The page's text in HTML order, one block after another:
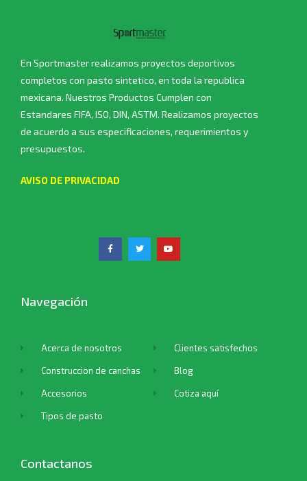
En Sportmaster realizamos proyectos deportivos
completos con pasto sintetico, en toda la republica
mexicana. Nuestros Productos Cumplen con
Estandares FIFA, ISO, DIN, ASTM. Realizamos proyectos
de acuerdo a sus especificaciones, requerimientos y
presupuestos.
AVISO DE PRIVACIDAD
Navegación
Acerca de nosotros
Construccion de canchas
Accesorios
Tipos de pasto
Clientes satisfechos
Blog
Cotiza aquí
Contactanos